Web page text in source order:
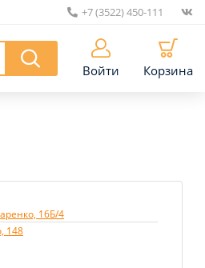
+7 (3522) 450-111
Войти Корзина
16Б/4
148